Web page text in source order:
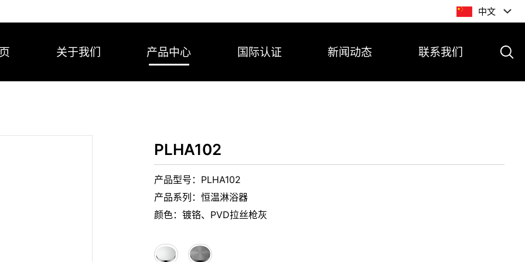
中文
关于我们 产品中心 国际认证 新闻动态 联系我们
PLHA102
产品型号：PLHA102
产品系列：恒温淋浴器
颜色：镀铬、PVD拉丝枪灰